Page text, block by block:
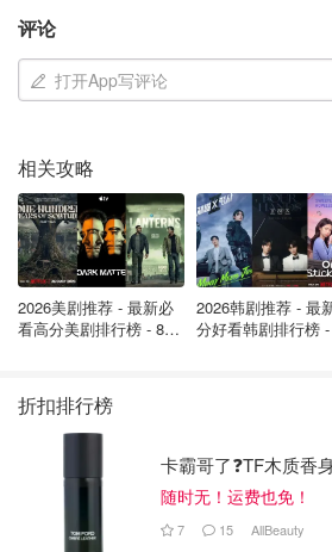
“蜗居小空间”的快乐！伦敦旅游“穷游
小编觉得，Zedwell胶囊酒店不仅是
特体验。你可以感受“蜗居小空间”的
心，步行即可到达皮卡迪利广场、考
非常适合短途旅行或者临时过夜。
当然，这种住宿也不是适合所有人。
大空间活动，那么这里可能会让你感
小伙伴，订房前一定要三思。但如果
隔音效果和温控系统，可以让你在繁
评论
打开App写评论
相关攻略
2026美剧推荐 - 最新必
看高分美剧排行榜 - 8月
2026韩剧推荐 - 最
分好看韩剧排行榜
折扣排行榜
卡霸哥了❓TF木质香
随时无！运费也免！
7 15 AllBeauty